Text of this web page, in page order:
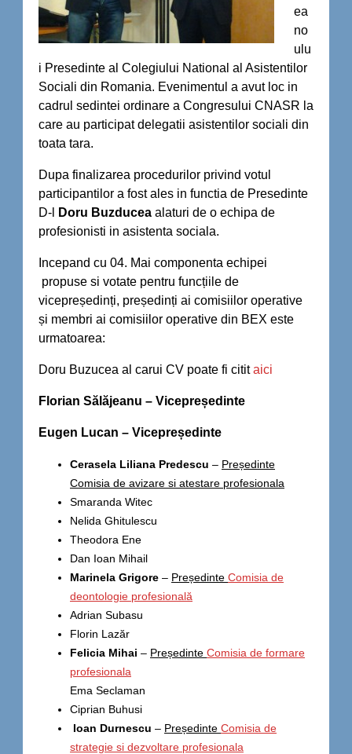
ea
no
ulu
i Presedinte al Colegiului National al Asistentilor
Sociali din Romania. Evenimentul a avut loc in
cadrul sedintei ordinare a Congresului CNASR la
care au participat delegatii asistentilor sociali din
toata tara.
Dupa finalizarea procedurilor privind votul
participantilor a fost ales in functia de Presedinte
D-l
Doru Buzducea alaturi de o echipa de
profesionisti in asistenta sociala.
Incepand cu 04. Mai componenta echipei
propuse si votate pentru funcțiile de
vicepreședinți, președinți ai comisiilor operative
și membri ai comisiilor operative din BEX este
urmatoarea:
Doru Buzucea al carui CV poate fi cititaici
Florian Sălăjeanu – Vicepreședinte
Eugen Lucan – Vicepreședinte
Cerasela Liliana Predescu – Președinte
Comisia de avizare si atestare profesionala
Smaranda Witec
Nelida Ghitulescu
Theodora Ene
Dan Ioan Mihail
Marinela Grigore – Președinte Comisia de
deontologie profesională
Adrian Subasu
Florin Lazăr
Felicia Mihai – Președinte Comisia de formare
profesionala
Ema Seclaman
Ciprian Buhusi
Ioan Durnescu – Președinte Comisia de
strategie si dezvoltare profesionala